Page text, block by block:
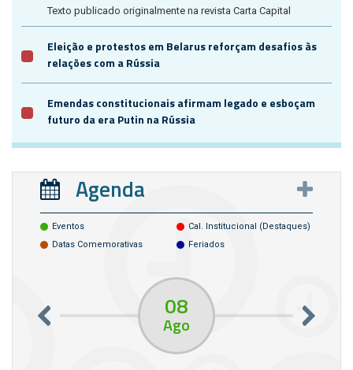
Texto publicado originalmente na revista Carta Capital
Eleição e protestos em Belarus reforçam desafios às
relações com a Rússia
Emendas constitucionais afirmam legado e esboçam
futuro da era Putin na Rússia
Agenda
Eventos
Cal. Institucional (destaques)
Datas Comemorativas
Feriados
08
Ago